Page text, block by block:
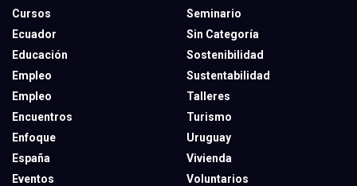
Cursos
Ecuador
Educación
Empleo
Empleo
Encuentros
Enfoque
España
Eventos
Seminario
Sin Categoría
Sostenibilidad
Sustentabilidad
Talleres
Turismo
Uruguay
Vivienda
Voluntarios